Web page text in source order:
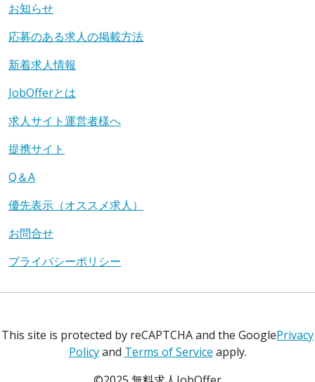
お知らせ
応募のある求人の掲載方法
新着求人情報
JobOfferとは
求人サイト運営者様へ
提携サイト
Q＆A
優先表示（オススメ求人）
お問合せ
プライバシーポリシー
This site is protected by reCAPTCHA and the GooglePrivacy
Policyand Terms of Service apply.